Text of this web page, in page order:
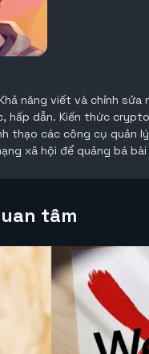
năng viết và chỉnh sửa
hấp dẫn. Kiến thức
thạo các công cụ quản
xã hội để quảng bá
tâm